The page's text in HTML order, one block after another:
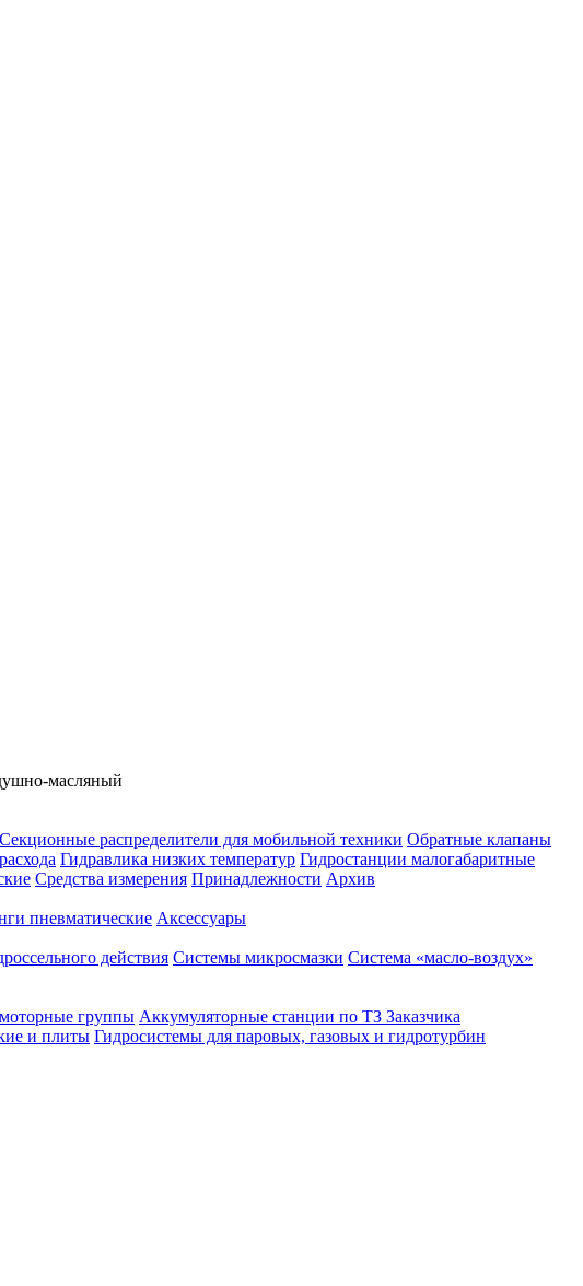
масляный
Секционные распределители для мобильной техники Обратные клапаны
Гидравлика низких температур Гидростанции малогабаритные
Средства измерения Принадлежности Архив
пневматические Аксессуары
действия Системы микросмазки Система «масло-воздух»
группы Аккумуляторные станции по ТЗ Заказчика
и плиты Гидросистемы для паровых, газовых и гидротурбин